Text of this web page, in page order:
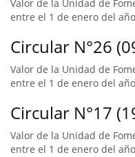
Valor de la Unidad de
entre el 1 de enero del
Circular N°26
Valor de la Unidad de
entre el 1 de enero del
Circular N°17
Valor de la Unidad de
entre el 1 de enero del